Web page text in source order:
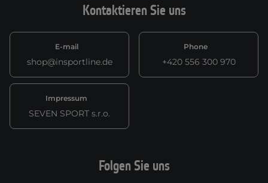
Kontaktieren Sie uns
E-mail
shop@insportline.de
Phone
+420 556 300 970
Impressum
SEVEN SPORT s.r.o.
Folgen Sie uns